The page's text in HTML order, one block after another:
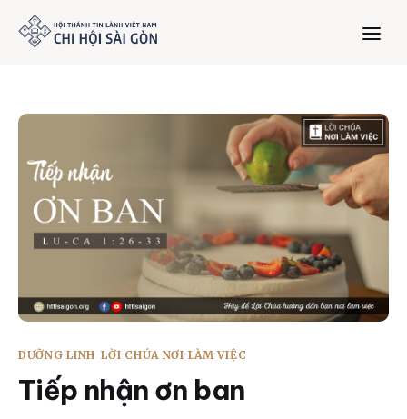
Giới thiệu
Dưỡng Linh
Bản tin
Mục vụ
Liên hệ
DƯỠNG LINH LỜI CHÚA NƠI LÀM VIỆC
Tiếp nhận ơn ban